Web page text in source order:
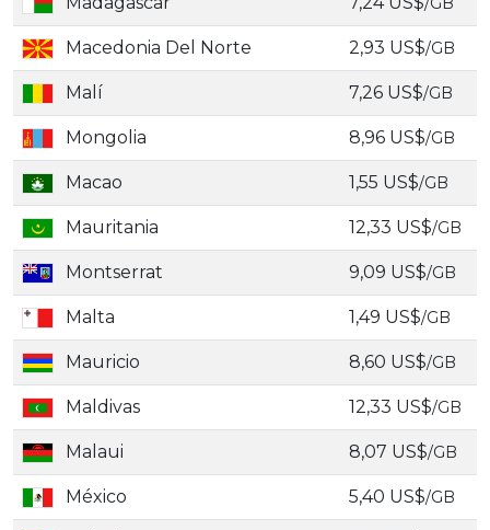
Macedonia Del Norte 2,93 US$/GB
Malí 7,26 US$/GB
Mongolia 8,96 US$/GB
Macao 1,55 US$/GB
Mauritania 12,33 US$/GB
Montserrat 9,09 US$/GB
Malta 1,49 US$/GB
Mauricio 8,60 US$/GB
Maldivas 12,33 US$/GB
Malaui 8,07 US$/GB
México 5,40 US$/GB